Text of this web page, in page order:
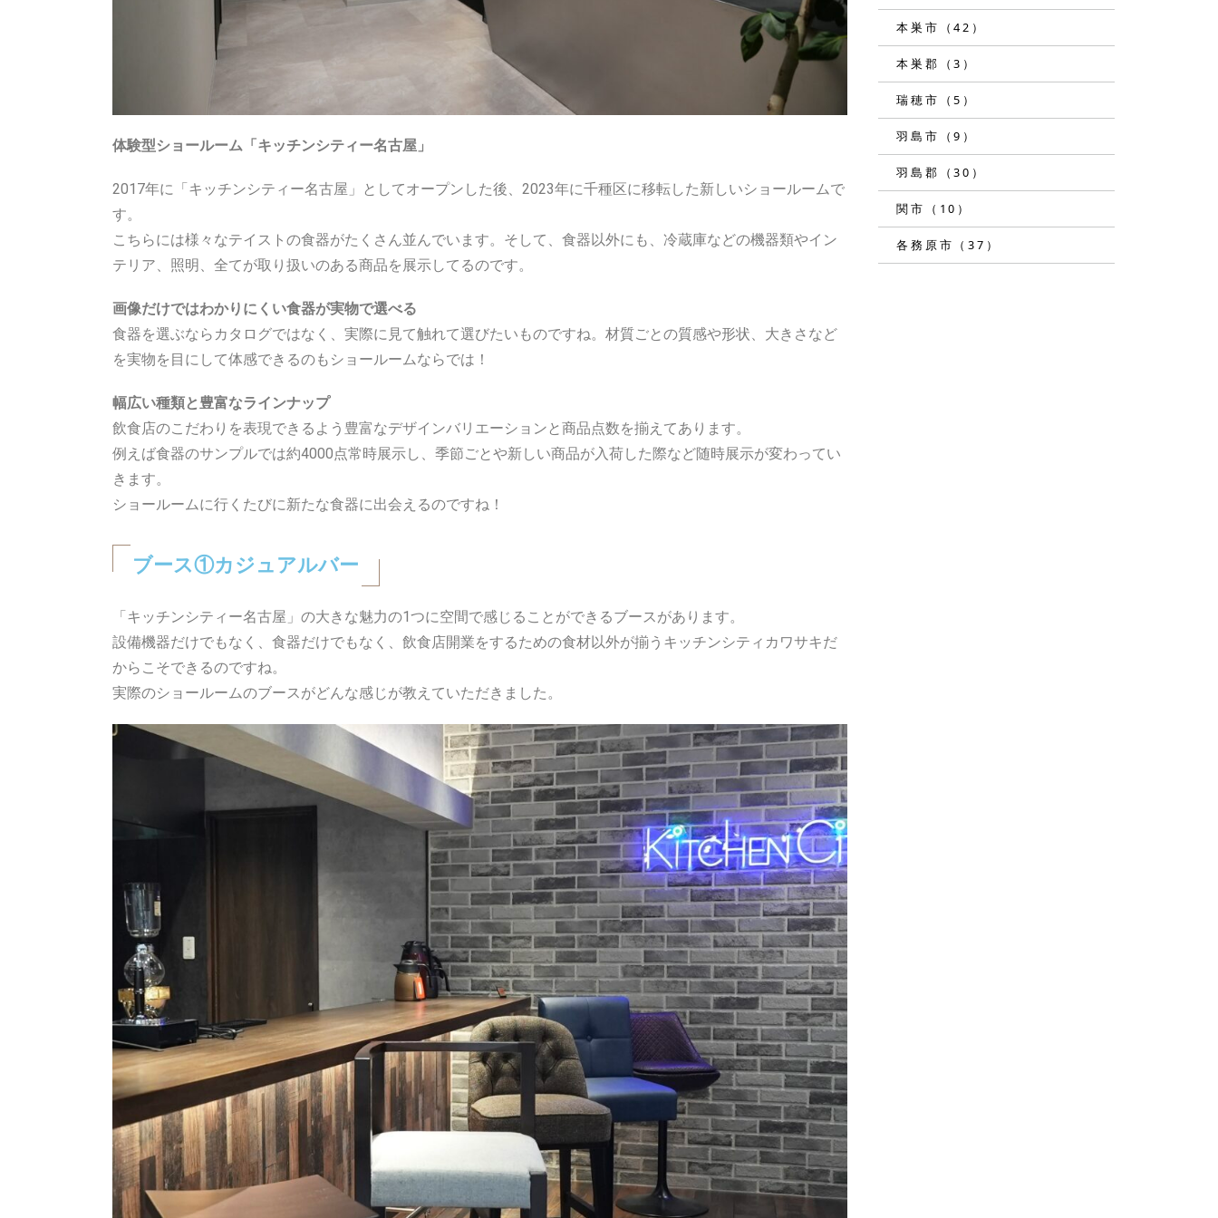
体験型ショールーム「キッチンシティー名古屋」
2017年に「キッチンシティー名古屋」としてオープンした後、2023年に千種区に移転した新しいショールームで
す。
こちらには様々なテイストの食器がたくさん並んでいます。そして、食器以外にも、冷蔵庫などの機器類やイン
テリア、照明、全てが取り扱いのある商品を展示してるのです。
画像だけではわかりにくい食器が実物で選べる
食器を選ぶならカタログではなく、実際に見て触れて選びたいものですね。材質ごとの質感や形状、大きさなど
を実物を目にして体感できるのもショールームならでは！
幅広い種類と豊富なラインナップ
飲食店のこだわりを表現できるよう豊富なデザインバリエーションと商品点数を揃えてあります。
例えば食器のサンプルでは約4000点常時展示し、季節ごとや新しい商品が入荷した際など随時展示が変わってい
きます。
ショールームに行くたびに新たな食器に出会えるのですね！
ブース①カジュアルバー
「キッチンシティー名古屋」の大きな魅力の1つに空間で感じることができるブースがあります。
設備機器だけでもなく、食器だけでもなく、飲食店開業をするための食材以外が揃うキッチンシティカワサキだ
からこそできるのですね。
実際のショールームのブースがどんな感じが教えていただきました。
本巣市（42）
本巣郡（3）
瑞穂市（5）
羽島市（9）
羽島郡（30）
関市（10）
各務原市（37）